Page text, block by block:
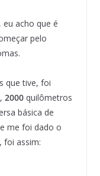
eu acho que é
pelo
que tive, foi
2000quilômetros
básica de
me foi dado o
foi assim: